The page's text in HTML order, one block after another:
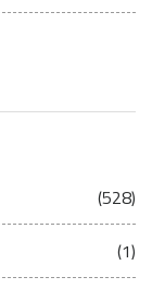
(528)
(1)